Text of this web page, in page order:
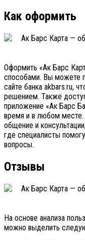
Как оформить
Оформить «Ак Барс
способами. Вы можете
сайте банка akbars.ru,
решением. Также
приложение «Ак Барс
время и в любом месте.
общение и
где специалисты
вопросы.
Отзывы
На основе анализа
можно выделить